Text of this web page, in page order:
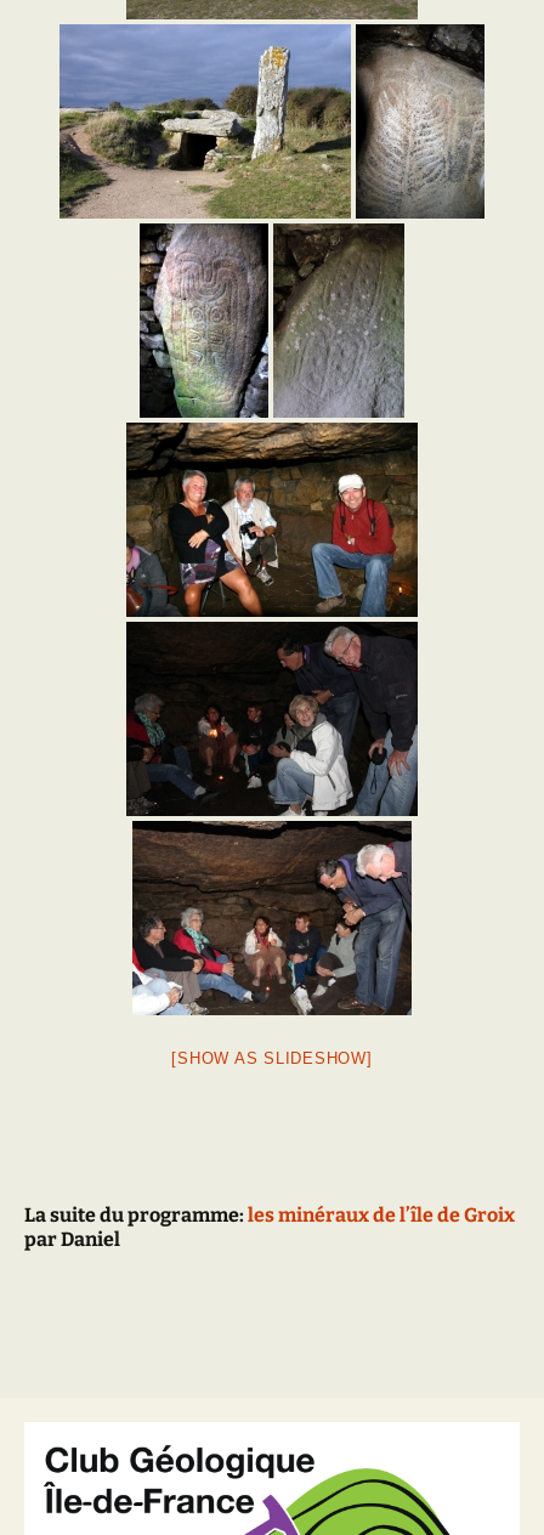
[SHOW AS SLIDESHOW]
La suite du programme: les minéraux de l’île de Groix
par Daniel